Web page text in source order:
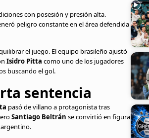
con posesión y presión alta.
peligro constante en el área defendida
el juego. El equipo brasileño ajustó
Isidro Pitta como uno de los jugadores
buscando el gol.
sentencia
pasó de villano a protagonista tras
Santiago Beltrán se convirtió en figura